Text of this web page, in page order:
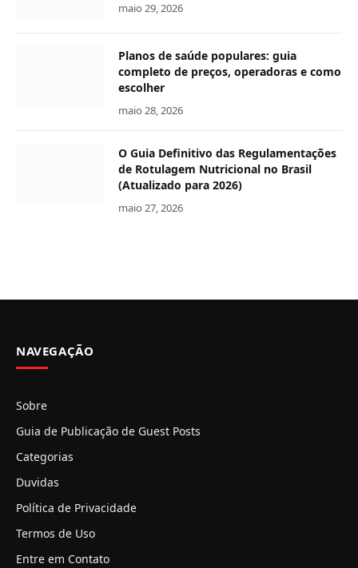
maio 29, 2026
Planos de saúde populares: guia
completo de preços, operadoras e como
escolher
maio 28, 2026
O Guia Definitivo das Regulamentações
de Rotulagem Nutricional no Brasil
(Atualizado para 2026)
maio 27, 2026
NAVEGAÇÃO
Sobre
Guia de Publicação de Guest Posts
Categorias
Duvidas
Política de Privacidade
Termos de Uso
Entre em Contato